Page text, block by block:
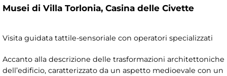
Musei di Villa Torlonia, Casina delle Civette
Visita guidata tattile-sensoriale con operatori specializzati
Accanto alla descrizione delle trasformazioni architettoniche
dell’edificio, caratterizzato da un aspetto medioevale con un